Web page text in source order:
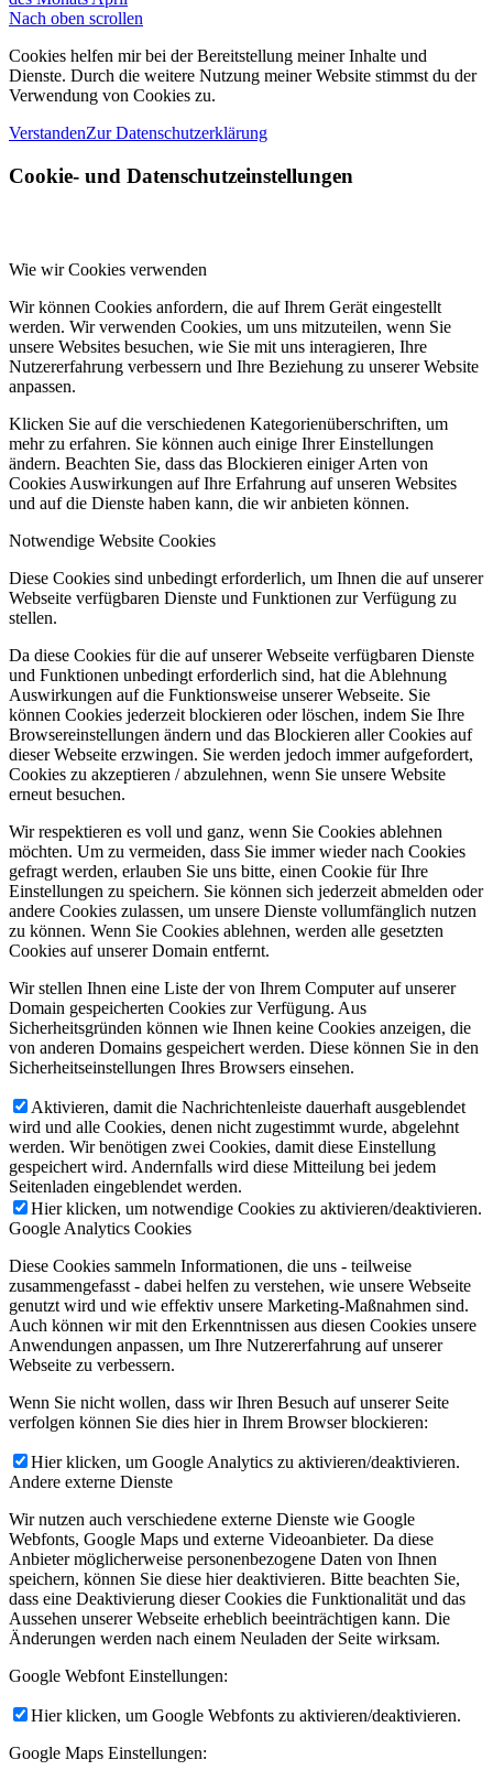
Nach oben scrollen
Cookies helfen mir bei der Bereitstellung meiner Inhalte und
Dienste. Durch die weitere Nutzung meiner Website stimmst du der
Verwendung von Cookies zu.
VerstandenZur Datenschutzerklärung
Cookie- und Datenschutzeinstellungen
Wie wir Cookies verwenden
Wir können Cookies anfordern, die auf Ihrem Gerät eingestellt
werden. Wir verwenden Cookies, um uns mitzuteilen, wenn Sie
unsere Websites besuchen, wie Sie mit uns interagieren, Ihre
Nutzererfahrung verbessern und Ihre Beziehung zu unserer Website
anpassen.
Klicken Sie auf die verschiedenen Kategorienüberschriften, um
mehr zu erfahren. Sie können auch einige Ihrer Einstellungen
ändern. Beachten Sie, dass das Blockieren einiger Arten von
Cookies Auswirkungen auf Ihre Erfahrung auf unseren Websites
und auf die Dienste haben kann, die wir anbieten können.
Notwendige Website Cookies
Diese Cookies sind unbedingt erforderlich, um Ihnen die auf unserer
Webseite verfügbaren Dienste und Funktionen zur Verfügung zu
stellen.
Da diese Cookies für die auf unserer Webseite verfügbaren Dienste
und Funktionen unbedingt erforderlich sind, hat die Ablehnung
Auswirkungen auf die Funktionsweise unserer Webseite. Sie
können Cookies jederzeit blockieren oder löschen, indem Sie Ihre
Browsereinstellungen ändern und das Blockieren aller Cookies auf
dieser Webseite erzwingen. Sie werden jedoch immer aufgefordert,
Cookies zu akzeptieren / abzulehnen, wenn Sie unsere Website
erneut besuchen.
Wir respektieren es voll und ganz, wenn Sie Cookies ablehnen
möchten. Um zu vermeiden, dass Sie immer wieder nach Cookies
gefragt werden, erlauben Sie uns bitte, einen Cookie für Ihre
Einstellungen zu speichern. Sie können sich jederzeit abmelden oder
andere Cookies zulassen, um unsere Dienste vollumfänglich nutzen
zu können. Wenn Sie Cookies ablehnen, werden alle gesetzten
Cookies auf unserer Domain entfernt.
Wir stellen Ihnen eine Liste der von Ihrem Computer auf unserer
Domain gespeicherten Cookies zur Verfügung. Aus
Sicherheitsgründen können wie Ihnen keine Cookies anzeigen, die
von anderen Domains gespeichert werden. Diese können Sie in den
Sicherheitseinstellungen Ihres Browsers einsehen.
Aktivieren, damit die Nachrichtenleiste dauerhaft ausgeblendet
wird und alle Cookies, denen nicht zugestimmt wurde, abgelehnt
werden. Wir benötigen zwei Cookies, damit diese Einstellung
gespeichert wird. Andernfalls wird diese Mitteilung bei jedem
Seitenladen eingeblendet werden.
Hier klicken, um notwendige Cookies zu aktivieren/deaktivieren.
Google Analytics Cookies
Diese Cookies sammeln Informationen, die uns - teilweise
zusammengefasst - dabei helfen zu verstehen, wie unsere Webseite
genutzt wird und wie effektiv unsere Marketing-Maßnahmen sind.
Auch können wir mit den Erkenntnissen aus diesen Cookies unsere
Anwendungen anpassen, um Ihre Nutzererfahrung auf unserer
Webseite zu verbessern.
Wenn Sie nicht wollen, dass wir Ihren Besuch auf unserer Seite
verfolgen können Sie dies hier in Ihrem Browser blockieren:
Hier klicken, um Google Analytics zu aktivieren/deaktivieren.
Andere externe Dienste
Wir nutzen auch verschiedene externe Dienste wie Google
Webfonts, Google Maps und externe Videoanbieter. Da diese
Anbieter möglicherweise personenbezogene Daten von Ihnen
speichern, können Sie diese hier deaktivieren. Bitte beachten Sie,
dass eine Deaktivierung dieser Cookies die Funktionalität und das
Aussehen unserer Webseite erheblich beeinträchtigen kann. Die
Änderungen werden nach einem Neuladen der Seite wirksam.
Google Webfont Einstellungen:
Hier klicken, um Google Webfonts zu aktivieren/deaktivieren.
Google Maps Einstellungen: